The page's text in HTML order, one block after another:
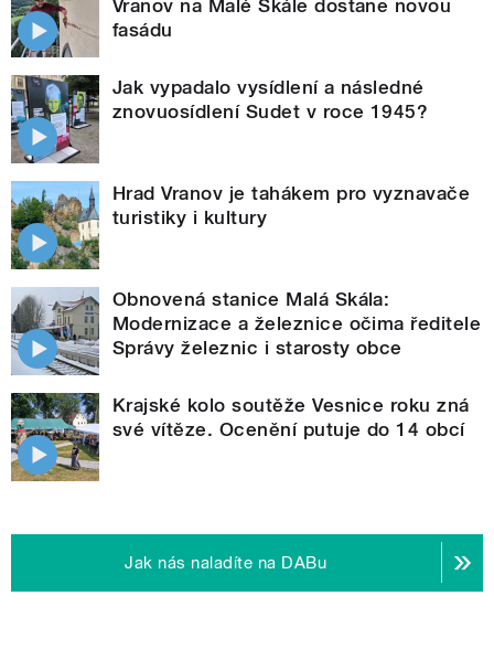
Vranov na Malé Skále dostane novou
fasádu
Jak vypadalo vysídlení a následné
znovuosídlení Sudet v roce 1945?
Hrad Vranov je tahákem pro vyznavače
turistiky i kultury
Obnovená stanice Malá Skála:
Modernizace a železnice očima ředitele
Správy železnic i starosty obce
Krajské kolo soutěže Vesnice roku zná
své vítěze. Ocenění putuje do 14 obcí
Jak nás naladíte na DABu